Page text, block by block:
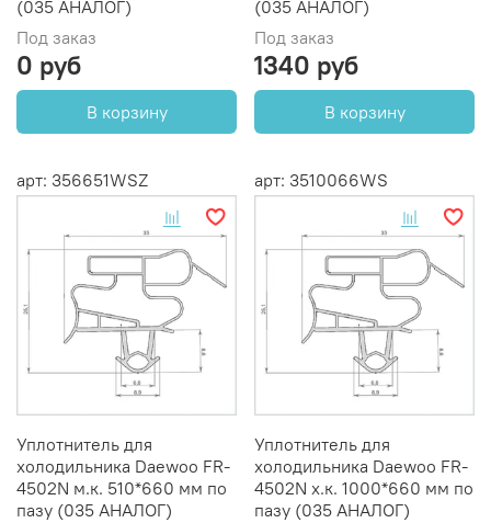
(035 АНАЛОГ)
Под заказ
0 руб
В корзину
(035 АНАЛОГ)
Под заказ
1340 руб
В корзину
арт: 356651WSZ
Уплотнитель для
холодильника Daewoo FR-
4502N м.к. 510*660 мм по
пазу (035 АНАЛОГ)
арт: 3510066WS
Уплотнитель для
холодильника Daewoo FR-
4502N х.к. 1000*660 мм по
пазу (035 АНАЛОГ)